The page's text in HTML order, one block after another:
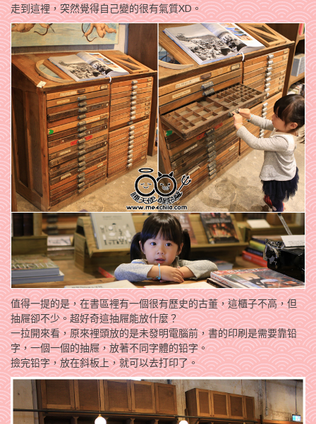
走到這裡，突然覺得自己變的很有氣質XD。
值得一提的是，在書區裡有一個很有歷史的古董，這櫃子不高，但
抽屜卻不少。超好奇這抽屜能放什麼？
一拉開來看，原來裡頭放的是未發明電腦前，書的印刷是需要靠铅
字，一個一個的抽屜，放著不同字體的铅字。
撿完铅字，放在斜板上，就可以去打印了。